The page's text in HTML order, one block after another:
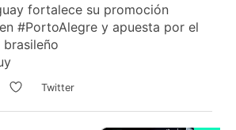
fortalece su promoción
#PortoAlegre y apuesta por el
Twitter